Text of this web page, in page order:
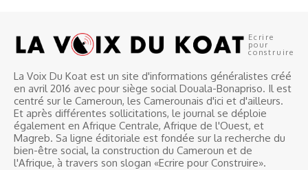
Ecrire
pour
construire
La Voix Du Koat est un site d'informations généralistes créé
en avril 2016 avec pour siège social Douala-Bonapriso. Il est
centré sur le Cameroun, les Camerounais d'ici et d'ailleurs.
Et après différentes sollicitations, le journal se déploie
également en Afrique Centrale, Afrique de l'Ouest, et
Magreb. Sa ligne éditoriale est fondée sur la recherche du
bien-être social, la construction du Cameroun et de
l'Afrique, à travers son slogan «Ecrire pour Construire».